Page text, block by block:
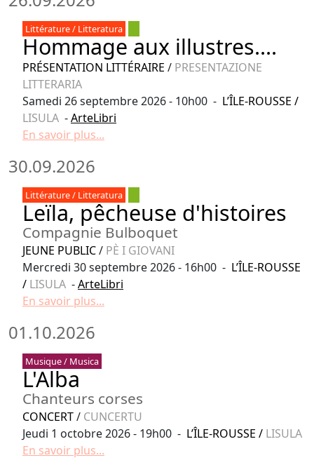
Littérature / Litteratura
Hommage aux illustres....
PRÉSENTATION LITTÉRAIRE / PRESENTAZIONE
LITTERARIA
Samedi 26 septembre 2026 - 10h00 - L’ÎLE-ROUSSE /
LISULA -ArteLibri
En savoir plus...
30.09.2026
Littérature / Litteratura
Leïla, pêcheuse d'histoires
Compagnie Bulboquet
JEUNE PUBLIC/ PÈ I GIOVANI
Mercredi 30 septembre 2026 - 16h00 - L’ÎLE-ROUSSE
/ LISULA -ArteLibri
En savoir plus...
01.10.2026
Musique / Musica
L'Alba
Chanteurs corses
CONCERT/ CUNCERTU
Jeudi 1 octobre 2026 - 19h00 - L’ÎLE-ROUSSE / LISULA
En savoir plus...